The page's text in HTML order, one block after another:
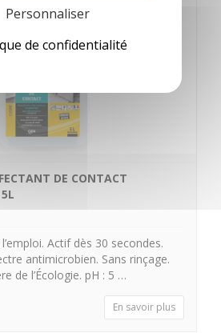
Personnaliser
de confidentialité
DE CONTACT
Actif dès 30 secondes.
antimicrobien. Sans rinçage.
de l’Écologie. pH : 5 …
En savoir plus